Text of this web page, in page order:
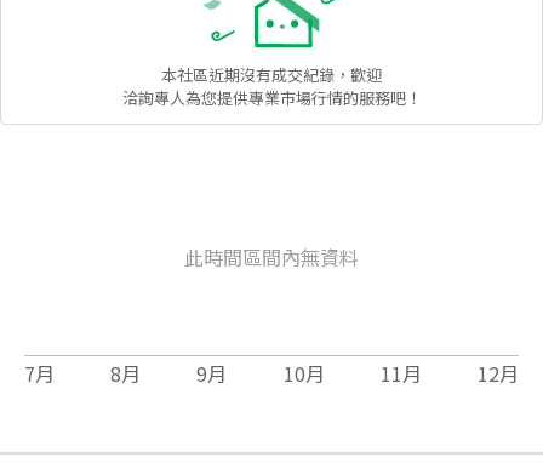
本社區近期沒有成交紀錄，歡迎
洽詢專人為您提供專業市場行情的服務吧！
此時間區間內無資料
7月 8月 9月 10月 11月 12月